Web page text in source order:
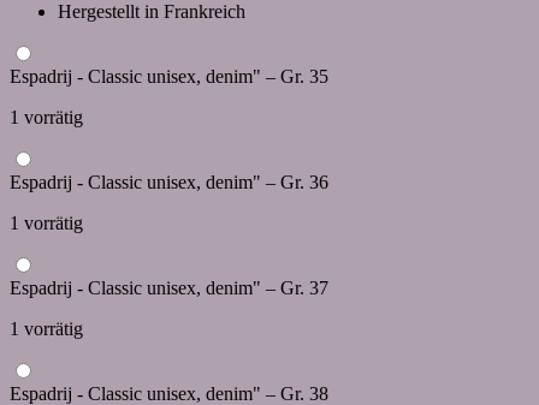
Hergestellt in Frankreich
Espadrij - Classic unisex, denim" – Gr. 35
1 vorrätig
Espadrij - Classic unisex, denim" – Gr. 36
1 vorrätig
Espadrij - Classic unisex, denim" – Gr. 37
1 vorrätig
Espadrij - Classic unisex, denim" – Gr. 38